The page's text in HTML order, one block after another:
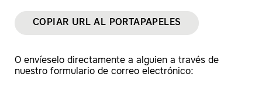
COPIAR URL AL PORTAPAPELES
O envíeselo directamente a alguien a través de
nuestro formulario de correo electrónico: